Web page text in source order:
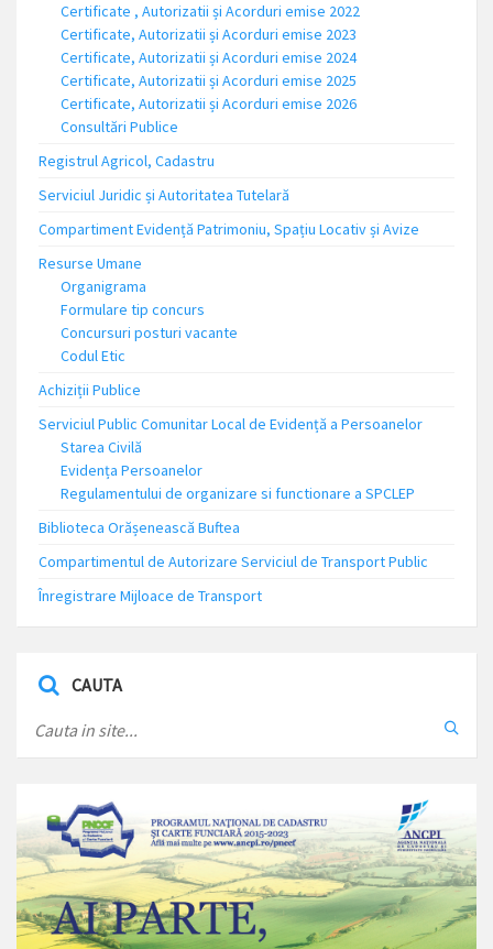
Certificate , Autorizatii și Acorduri emise 2022
Certificate, Autorizatii și Acorduri emise 2023
Certificate, Autorizatii și Acorduri emise 2024
Certificate, Autorizatii și Acorduri emise 2025
Certificate, Autorizatii și Acorduri emise 2026
Consultări Publice
Registrul Agricol, Cadastru
Serviciul Juridic și Autoritatea Tutelară
Compartiment Evidență Patrimoniu, Spațiu Locativ și Avize
Resurse Umane
Organigrama
Formulare tip concurs
Concursuri posturi vacante
Codul Etic
Achiziții Publice
Serviciul Public Comunitar Local de Evidență a Persoanelor
Starea Civilă
Evidența Persoanelor
Regulamentului de organizare si functionare a SPCLEP
Biblioteca Orășenească Buftea
Compartimentul de Autorizare Serviciul de Transport Public
Înregistrare Mijloace de Transport
CAUTA